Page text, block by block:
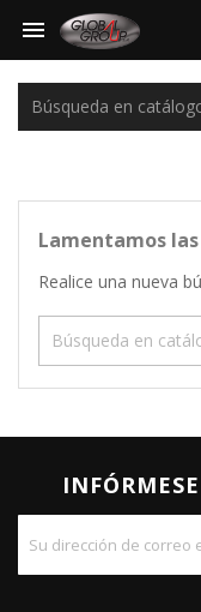

Lamentamos
Realice una nueva